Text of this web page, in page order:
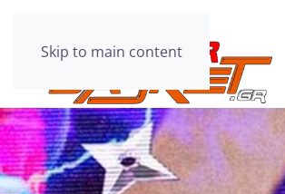
Skip to main content